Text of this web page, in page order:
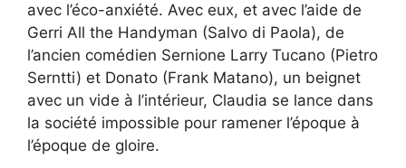
avec l’éco-anxiété. Avec eux, et avec l’aide de
Gerri All the Handyman (Salvo di Paola), de
l’ancien comédien Sernione Larry Tucano (Pietro
Serntti) et Donato (Frank Matano), un beignet
avec un vide à l’intérieur, Claudia se lance dans
la société impossible pour ramener l’époque à
l’époque de gloire.